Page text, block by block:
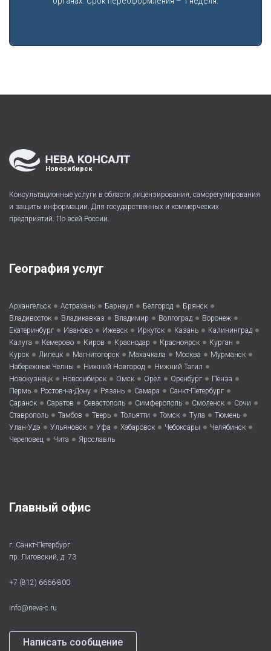
Новосибирск
Консультационные услуги в области лицензирования, саморегулирования
и защиты информации. Для государственных и коммерческих
предприятий. По всей России.
География услуг
Архангельск • Астрахань • Барнаул • Белгород • Брянск •
Владивосток • Владикавказ • Владимир • Волгоград • Воронеж •
Екатеринбург • Иваново • Ижевск • Иркутск • Казань • Калининград •
Калуга • Кемерово • Киров • Краснодар • Красноярск • Курган •
Курск • Липецк • Магнитогорск • Махачкала • Москва • Мурманск •
Набережные Челны • Нижний Новгород • Нижний Тагил •
Новокузнецк • Новосибирск • Омск • Орел • Оренбург • Пенза •
Пермь • Ростов-на-Дону • Рязань • Самара • Санкт-Петербург •
Саранск • Саратов • Севастополь • Симферополь • Смоленск • Сочи •
Ставрополь • Тамбов • Тверь • Тольятти • Томск • Тула • Тюмень •
Улан-Удэ • Ульяновск • Уфа • Хабаровск • Чебоксары • Челябинск •
Череповец • Чита • Ярославль
Главный офис
г. Санкт-Петербург
пр. Лиговский, д. 73
+7 (812) 6666-800
info@neva-c.ru
Написать сообщение